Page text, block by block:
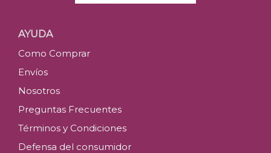
AYUDA
Como Comprar
Envíos
Nosotros
Preguntas Frecuentes
Términos y Condiciones
Defensa del consumidor